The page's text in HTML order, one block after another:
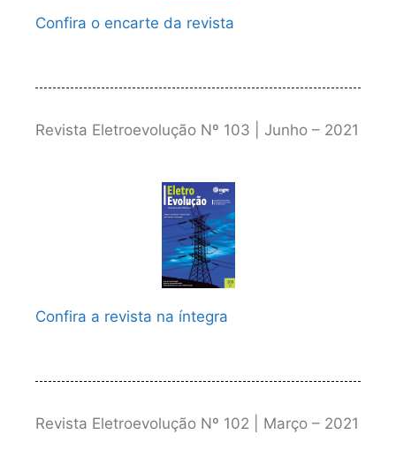
Confira o encarte da revista
Revista Eletroevolução Nº 103 | Junho – 2021
Confira a revista na íntegra
Revista Eletroevolução Nº 102 | Março – 2021